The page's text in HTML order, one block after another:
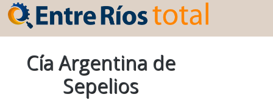
Cía Argentina de
Sepelios